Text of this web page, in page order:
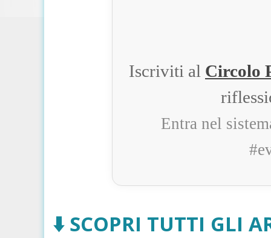
Iscriviti al Circolo
Entra nel
⬇️ SCOPRI TUTTI GLI